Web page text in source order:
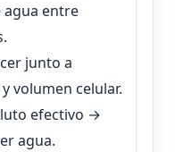
entre
junto a
volumen celular.
efectivo →
agua.